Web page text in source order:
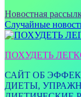
Новостная
Случайные
ПОХУДЕТЬ
САЙТ ОБ
ДИЕТЫ,